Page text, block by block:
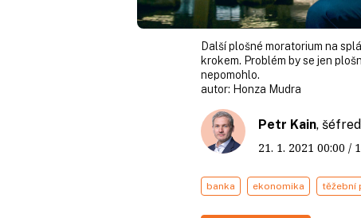
Další plošné moratorium na
krokem. Problém by se jen
nepomohlo.
autor: Honza Mudra
Petr Kain,
21. 1. 2021 00:00 /
banka ekonomika těžební